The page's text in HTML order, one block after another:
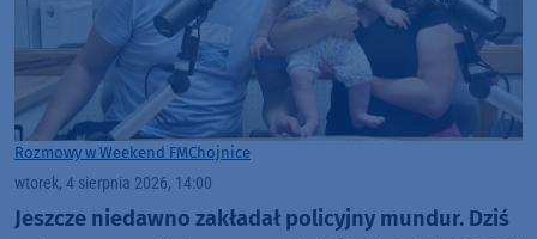
Rozmowy w Weekend FMChojnice
wtorek, 4 sierpnia 2026, 14:00
Jeszcze niedawno zakładał policyjny mundur. Dziś